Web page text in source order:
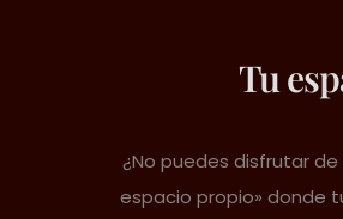
Tu
¿No puedes disfrutar
espacio propio» donde